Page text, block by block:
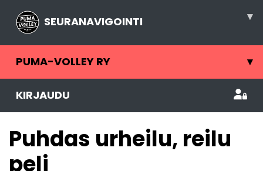
SEURANAVIGOINTI ▾
PUMA-VOLLEY RY ▾
KIRJAUDU
Puhdas urheilu, reilu
peli